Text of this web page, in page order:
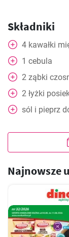
Składniki
4 kawałki
1 cebula
2 ząbki
2 łyżki
sól i pieprz
Najnowsze